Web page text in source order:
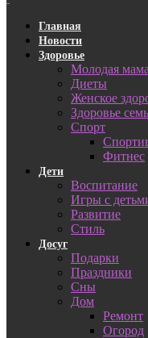
Главная
Новости
Здоровье
Молодая мама
Диеты
Женское
Здоровье
Спорт
Фитнес
Дети
Воспитание
Игры с
Развитие
Стиль
Досуг
Подарки
Праздники
Сны
Дом
Ремонт
Огород